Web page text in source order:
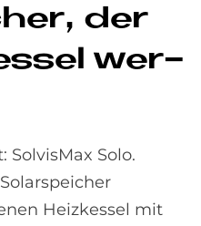
der
wer­
SolvisMax Solo.
Heizkessel mit